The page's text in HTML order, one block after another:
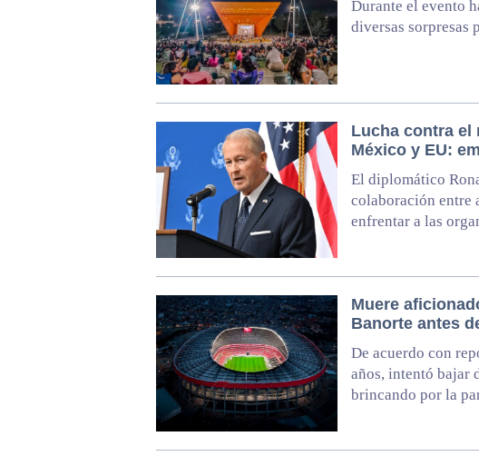
Durante el evento
diversas sorpresas
Lucha contra el
México y EU:
El diplomático
colaboración entre
enfrentar a las
Muere
Banorte antes
De acuerdo con
años, intentó bajar
brincando por la